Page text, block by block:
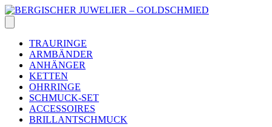
Skip
to
content
TRAURINGE
ARMBÄNDER
ANHÄNGER
KETTEN
OHRRINGE
SCHMUCK-SET
ACCESSOIRES
BRILLANTSCHMUCK